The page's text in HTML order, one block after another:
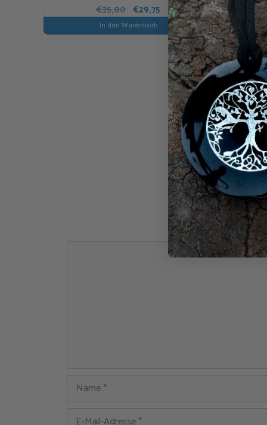
€35,00 Ursprünglicher
Preis
war:
€29,75 Aktueller
Preis
ist:
€29,75.
In den Warenkorb
Noch